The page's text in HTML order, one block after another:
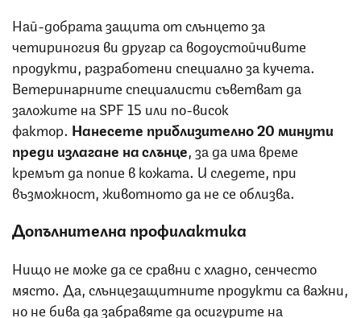
Най-добрата защита от слънцето за
четириногия ви другар са водоустойчивите
продукти, разработени специално за кучета.
Ветеринарните специалисти съветват да
заложите на SPF 15 или по-висок
фактор. Нанесете приблизително 20 минути
преди излагане на слънце , за да има време
кремът да попие в кожата. И следете, при
възможност, животното да не се облизва.
Допълнителна профилактика
Нищо не може да се сравни с хладно, сенчесто
място. Да, слънцезащитните продукти са важни,
но не бива да забравяте да осигурите на